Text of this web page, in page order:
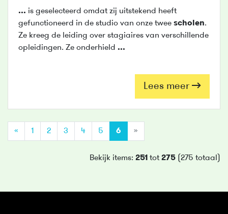
... is geselecteerd omdat zij uitstekend heeft
gefunctioneerd in de studio van onze twee scholen.
Ze kreeg de leiding over stagiaires van verschillende
opleidingen. Ze onderhield ...
Lees meer
« 1 2 3 4 5 6 (current)
»
Bekijk items: 251 tot275 (275 totaal)